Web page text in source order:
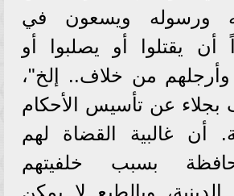
ورسوله ويسعون في
أن يقتلوا أو يصلبوا أو
وأرجلهم من خلاف.. إلخ"،
عن تأسيس الأحكام
أن غالبية القضاة لهم
بسبب خلفيتهم
الدينية، وبالطبع لا يمكن